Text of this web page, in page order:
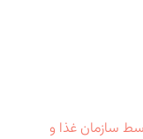
سازمان غذا و